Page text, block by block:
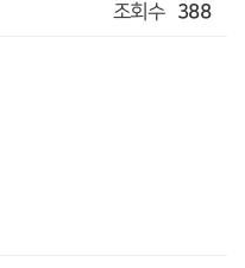
조회수 388